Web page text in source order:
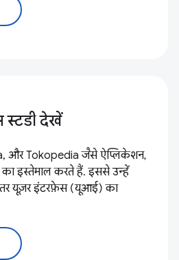
स्टडी देखें
और Tokopedia जैसे ऐप्लिकेशन,
का इस्तेमाल करते हैं. इससे उन्हें
यूज़र इंटरफ़ेस (यूआई) का